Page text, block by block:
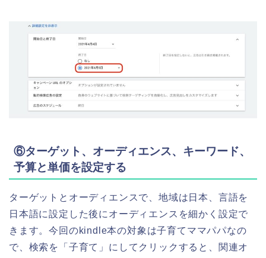
⑥ターゲット、オーディエンス、キーワード、
予算と単価を設定する
ターゲットとオーディエンスで、地域は日本、言語を
日本語に設定した後にオーディエンスを細かく設定で
きます。今回のkindle本の対象は子育てママパパなの
で、検索を「子育て」にしてクリックすると、関連オ